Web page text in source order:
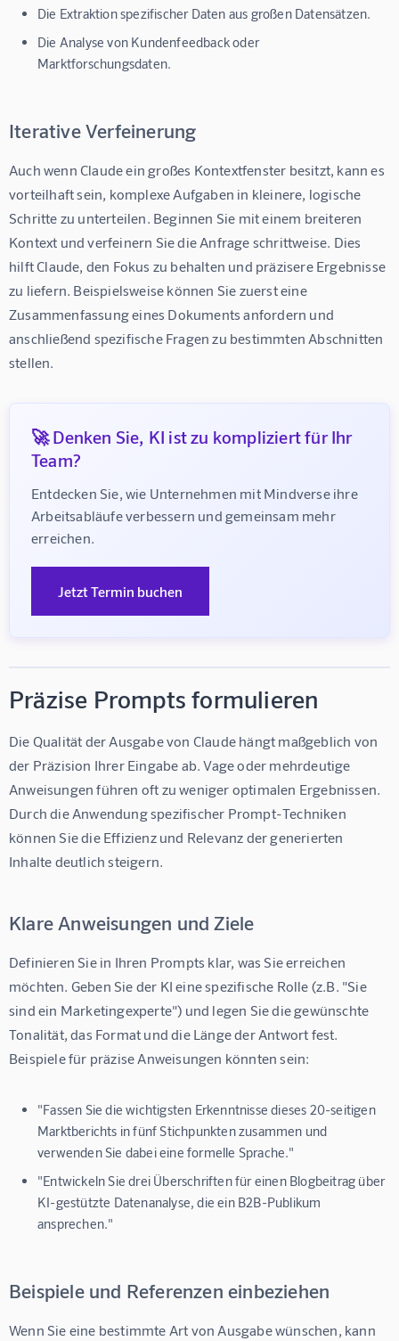
Die Extraktion spezifischer Daten aus großen Datensätzen.
Die Analyse von Kundenfeedback oder
Marktforschungsdaten.
Iterative Verfeinerung
Auch wenn Claude ein großes Kontextfenster besitzt, kann es
vorteilhaft sein, komplexe Aufgaben in kleinere, logische
Schritte zu unterteilen. Beginnen Sie mit einem breiteren
Kontext und verfeinern Sie die Anfrage schrittweise. Dies
hilft Claude, den Fokus zu behalten und präzisere Ergebnisse
zu liefern. Beispielsweise können Sie zuerst eine
Zusammenfassung eines Dokuments anfordern und
anschließend spezifische Fragen zu bestimmten Abschnitten
stellen.
🚀 Denken Sie, KI ist zu kompliziert für Ihr
Team?
Entdecken Sie, wie Unternehmen mit Mindverse ihre
Arbeitsabläufe verbessern und gemeinsam mehr
erreichen.
Jetzt Termin buchen
Präzise Prompts formulieren
Die Qualität der Ausgabe von Claude hängt maßgeblich von
der Präzision Ihrer Eingabe ab. Vage oder mehrdeutige
Anweisungen führen oft zu weniger optimalen Ergebnissen.
Durch die Anwendung spezifischer Prompt-Techniken
können Sie die Effizienz und Relevanz der generierten
Inhalte deutlich steigern.
Klare Anweisungen und Ziele
Definieren Sie in Ihren Prompts klar, was Sie erreichen
möchten. Geben Sie der KI eine spezifische Rolle (z.B. "Sie
sind ein Marketingexperte") und legen Sie die gewünschte
Tonalität, das Format und die Länge der Antwort fest.
Beispiele für präzise Anweisungen könnten sein:
"Fassen Sie die wichtigsten Erkenntnisse dieses 20-seitigen
Marktberichts in fünf Stichpunkten zusammen und
verwenden Sie dabei eine formelle Sprache."
"Entwickeln Sie drei Überschriften für einen Blogbeitrag über
KI-gestützte Datenanalyse, die ein B2B-Publikum
ansprechen."
Beispiele und Referenzen einbeziehen
Wenn Sie eine bestimmte Art von Ausgabe wünschen, kann